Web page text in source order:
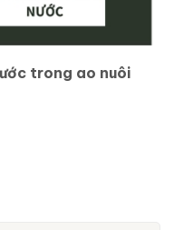
trong ao nuôi